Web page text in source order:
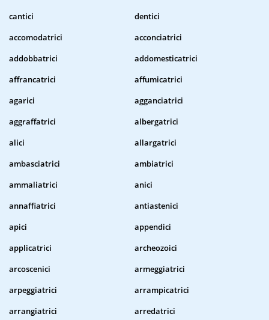
cantici
dentici
accomodatrici
acconciatrici
addobbatrici
addomesticatrici
affrancatrici
affumicatrici
agarici
agganciatrici
aggraffatrici
albergatrici
alici
allargatrici
ambasciatrici
ambiatrici
ammaliatrici
anici
annaffiatrici
antiastenici
apici
appendici
applicatrici
archeozoici
arcoscenici
armeggiatrici
arpeggiatrici
arrampicatrici
arrangiatrici
arredatrici